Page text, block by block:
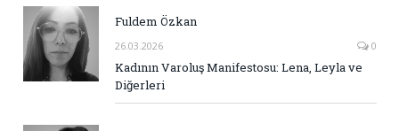
Fuldem Özkan
26.03.2026 0
Kadının Varoluş Manifestosu: Lena, Leyla ve
Diğerleri